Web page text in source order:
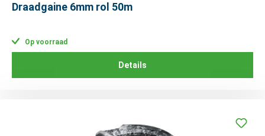
Draadgaine 6mm rol 50m
Op voorraad
Details